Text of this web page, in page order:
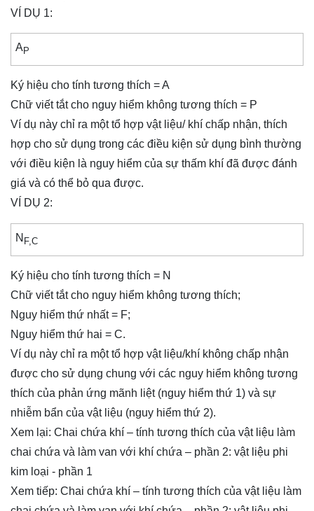
VÍ DỤ 1:
A P
Ký hiệu cho tính tương thích = A
Chữ viết tắt cho nguy hiểm không tương thích = P
Ví dụ này chỉ ra một tổ hợp vật liệu/ khí chấp nhận, thích
hợp cho sử dụng trong các điều kiện sử dụng bình thường
với điều kiện là nguy hiểm của sự thấm khí đã được đánh
giá và có thể bỏ qua được.
VÍ DỤ 2:
N F,C
Ký hiệu cho tính tương thích = N
Chữ viết tắt cho nguy hiểm không tương thích;
Nguy hiểm thứ nhất = F;
Nguy hiểm thứ hai = C.
Ví dụ này chỉ ra một tổ hợp vật liệu/khí không chấp nhận
được cho sử dụng chung với các nguy hiểm không tương
thích của phản ứng mãnh liệt (nguy hiểm thứ 1) và sự
nhiễm bẩn của vật liệu (nguy hiểm thứ 2).
Xem lại: Chai chứa khí – tính tương thích của vật liệu làm
chai chứa và làm van với khí chứa – phần 2: vật liệu phi
kim loại - phần 1
Xem tiếp: Chai chứa khí – tính tương thích của vật liệu làm